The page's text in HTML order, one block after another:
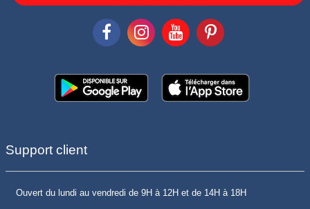
Support client
Ouvert du lundi au vendredi de 9H à 12H et de 14H à 18H